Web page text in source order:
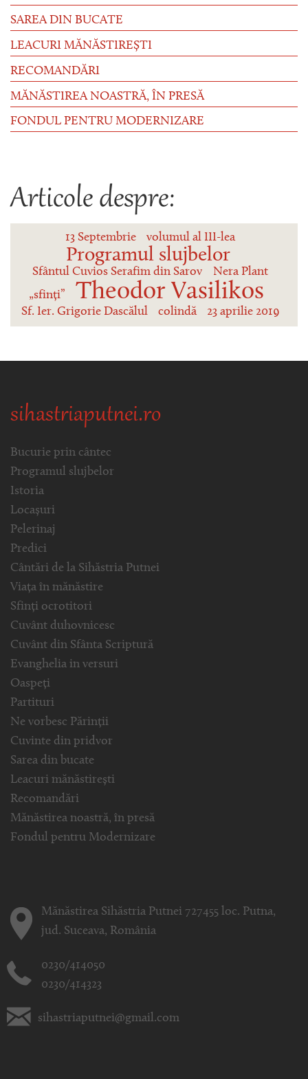
SAREA DIN BUCATE
LEACURI MĂNĂSTIREȘTI
RECOMANDĂRI
MĂNĂSTIREA NOASTRĂ, ÎN PRESĂ
FONDUL PENTRU MODERNIZARE
Articole despre:
13 Septembrie volumul al III-lea
Programul slujbelor
Sfântul Cuvios Serafim din Sarov
Nera Plant
„sfinți”
Theodor Vasilikos
Sf. Ier. Grigorie Dascălul colindă 23 aprilie 2019
sihastriaputnei.ro
Bucurie prin cântec
Programul slujbelor
Istoria
Locașuri
Pelerinaj
Predici
Cântări de la Sihăstria Putnei
Viața în mănăstire
Sfinți ocrotitori
Cuvânt duhovnicesc
Cuvânt din Sfânta Scriptură
Evanghelia in versuri
Oaspeți
Partituri
Ne vorbesc Părinții
Cuvinte din pridvor
Sarea din bucate
Leacuri mănăstirești
Recomandări
Mănăstirea noastră, în presă
Fondul pentru Modernizare
Mănăstirea Sihăstria Putnei 727455 loc. Putna,
jud. Suceava, România
0230/414050
0230/414323
sihastriaputnei@gmail.com